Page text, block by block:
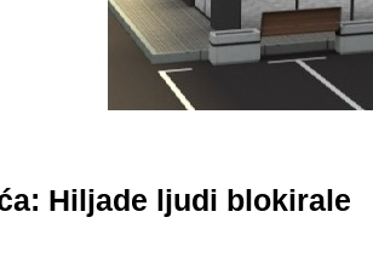
Hiljade ljudi blokirale